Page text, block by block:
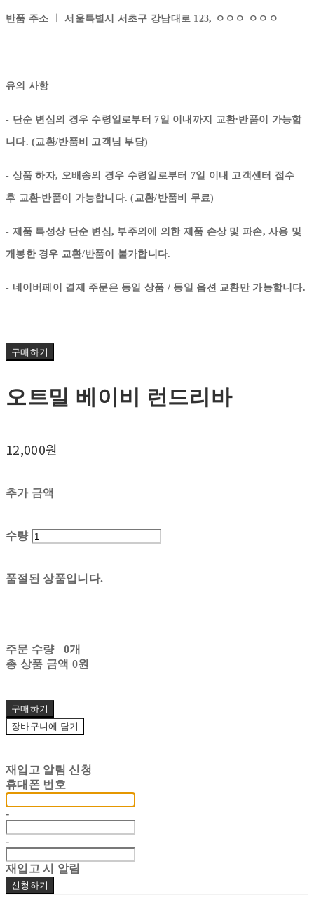
반품 주소 ㅣ서울특별시 서초구 강남대로 123, ㅇㅇㅇ ㅇㅇㅇ
유의 사항
- 단순 변심의 경우 수령일로부터 7일 이내까지 교환∙반품이 가능합
니다. (교환/반품비 고객님 부담)
- 상품 하자, 오배송의 경우 수령일로부터 7일 이내 고객센터 접수
후 교환∙반품이 가능합니다. (교환/반품비 무료)
- 제품 특성상 단순 변심, 부주의에 의한 제품 손상 및 파손, 사용 및
개봉한 경우 교환/반품이 불가합니다.
- 네이버페이 결제 주문은 동일 상품 / 동일 옵션 교환만 가능합니다.
구매하기
오트밀 베이비 런드리바
12,000원
추가 금액
수량
품절된 상품입니다.
주문 수량
0개
총 상품 금액 0원
구매하기
장바구니에 담기
재입고 알림 신청
휴대폰 번호
-
-
재입고 시 알림
신청하기